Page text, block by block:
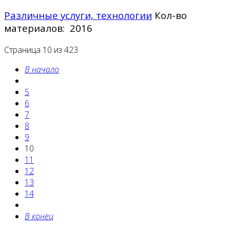
Различные услуги, технологии Кол-во
материалов: 2016
Страница 10 из 423
В начало
5
6
7
8
9
10
11
12
13
14
В конец